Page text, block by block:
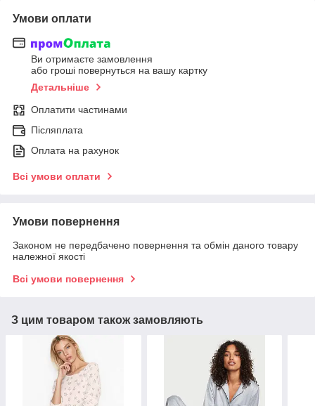
Умови оплати
Ви отримаєте замовлення
або гроші повернуться на вашу картку
Детальніше
Оплатити частинами
Післяплата
Оплата на рахунок
Всі умови оплати
Умови повернення
Законом не передбачено повернення та обмін даного товару
належної якості
Всі умови повернення
З цим товаром також замовляють